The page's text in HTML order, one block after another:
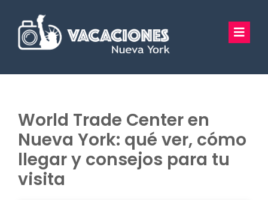
contenido
Vacaciones Nueva York
Tours Privados
Guía Turística
World Trade Center en
Nueva York: qué ver, cómo
llegar y consejos para tu
visita